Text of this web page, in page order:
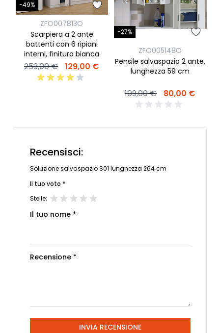
-49%
ZFO007813O
Scarpiera a 2 ante
battenti con 6 ripiani
interni, finitura bianca
253,00 € 129,00 €
-27%
ZFO005148O
Pensile salvaspazio 2 ante,
lunghezza 59 cm
109,00 € 80,00 €
Recensisci:
Soluzione salvaspazio S01 lunghezza 264 cm
Il tuo voto *
Stelle:
Il tuo nome *
Recensione *
INVIA RECENSIONE